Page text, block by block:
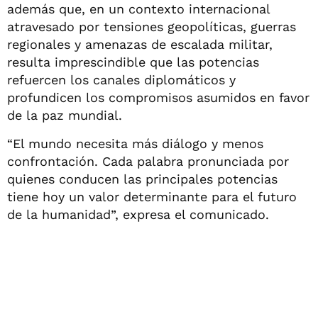
además que, en un contexto internacional
atravesado por tensiones geopolíticas, guerras
regionales y amenazas de escalada militar,
resulta imprescindible que las potencias
refuercen los canales diplomáticos y
profundicen los compromisos asumidos en favor
de la paz mundial.
“El mundo necesita más diálogo y menos
confrontación. Cada palabra pronunciada por
quienes conducen las principales potencias
tiene hoy un valor determinante para el futuro
de la humanidad”, expresa el comunicado.